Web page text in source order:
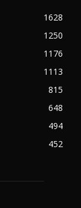
1628
1250
1176
1113
815
648
494
452